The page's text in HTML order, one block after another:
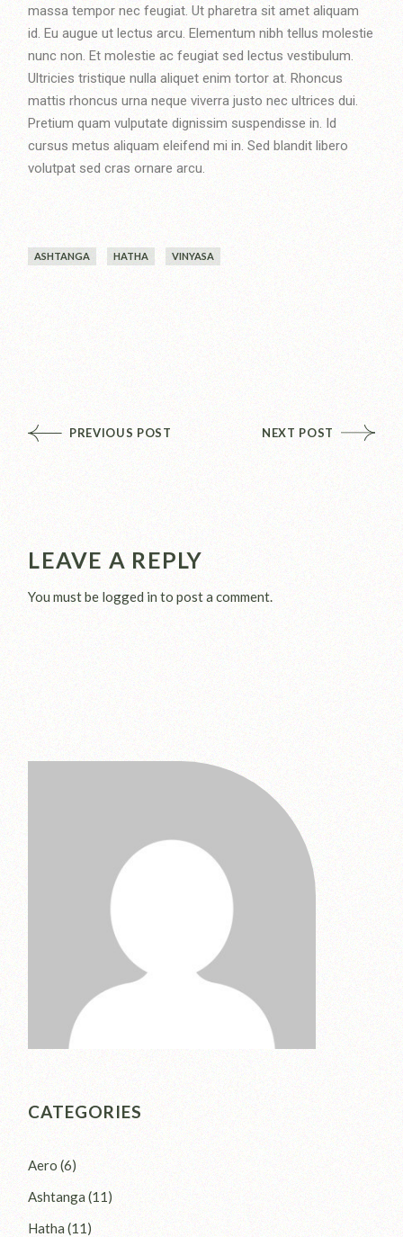
massa tempor nec feugiat. Ut pharetra sit amet aliquam
id. Eu augue ut lectus arcu. Elementum nibh tellus molestie
nunc non. Et molestie ac feugiat sed lectus vestibulum.
Ultricies tristique nulla aliquet enim tortor at. Rhoncus
mattis rhoncus urna neque viverra justo nec ultrices dui.
Pretium quam vulputate dignissim suspendisse in. Id
cursus metus aliquam eleifend mi in. Sed blandit libero
volutpat sed cras ornare arcu.
ASHTANGA HATHA VINYASA
PREVIOUS POST NEXT POST
LEAVE A REPLY
You must be logged into post a comment.
CATEGORIES
Aero (6)
Ashtanga(11)
Hatha(11)